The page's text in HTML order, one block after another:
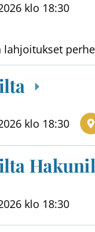
klo 18:30
lahjoitukset
klo 18:30
klo 18:30